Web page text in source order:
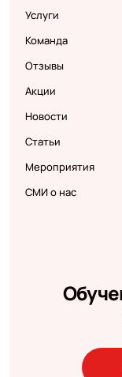
Услуги
Команда
Отзывы
Акции
Новости
Статьи
Мероприятия
СМИ о нас